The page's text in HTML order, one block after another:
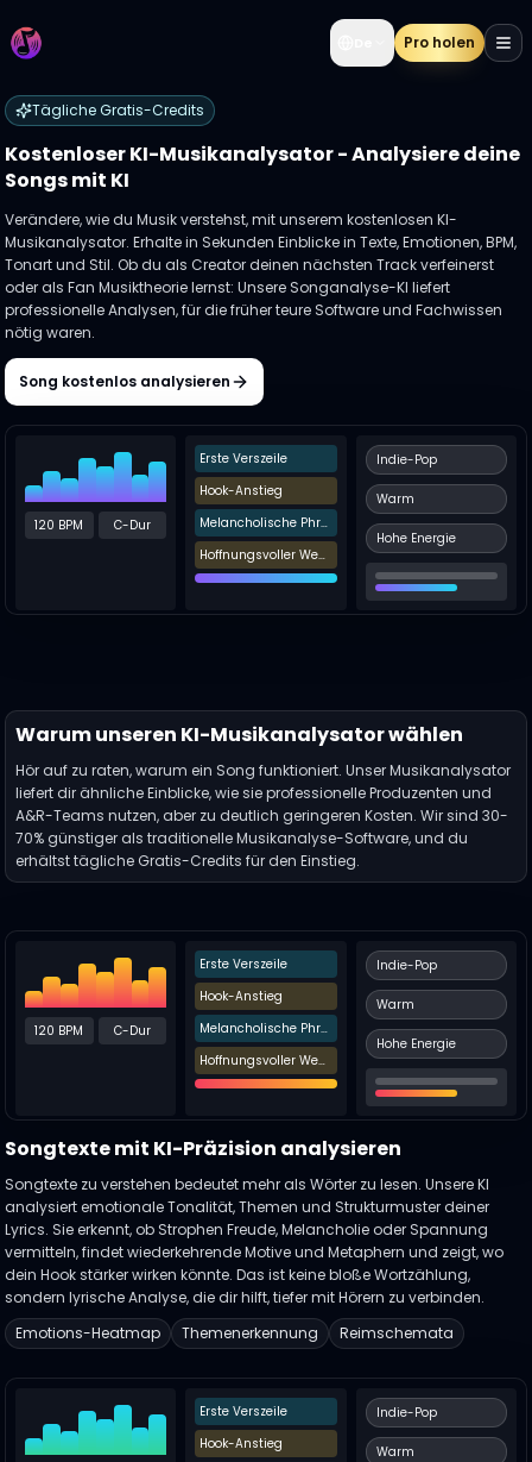
Pro holen
Tägliche Gratis-Credits
Kostenloser KI-Musikanalysator - Analysiere deine
Songs mit KI
Verändere, wie du Musik verstehst, mit unserem kostenlosen KI-
Musikanalysator. Erhalte in Sekunden Einblicke in Texte, Emotionen, BPM,
Tonart und Stil. Ob du als Creator deinen nächsten Track verfeinerst
oder als Fan Musiktheorie lernst: Unsere Songanalyse-KI liefert
professionelle Analysen, für die früher teure Software und Fachwissen
nötig waren.
Song kostenlos analysieren
120 BPM C-Dur
Erste Verszeile
Hook-Anstieg
Melancholische Phrase
Hoffnungsvoller Wechsel
Indie-Pop
Warm
Hohe Energie
Warum unseren KI-Musikanalysator wählen
Hör auf zu raten, warum ein Song funktioniert. Unser Musikanalysator
liefert dir ähnliche Einblicke, wie sie professionelle Produzenten und
A&R-Teams nutzen, aber zu deutlich geringeren Kosten. Wir sind 30-
70% günstiger als traditionelle Musikanalyse-Software, und du
erhältst tägliche Gratis-Credits für den Einstieg.
120 BPM C-Dur
Erste Verszeile
Hook-Anstieg
Melancholische Phrase
Hoffnungsvoller Wechsel
Indie-Pop
Warm
Hohe Energie
Songtexte mit KI-Präzision analysieren
Songtexte zu verstehen bedeutet mehr als Wörter zu lesen. Unsere KI
analysiert emotionale Tonalität, Themen und Strukturmuster deiner
Lyrics. Sie erkennt, ob Strophen Freude, Melancholie oder Spannung
vermitteln, findet wiederkehrende Motive und Metaphern und zeigt, wo
dein Hook stärker wirken könnte. Das ist keine bloße Wortzählung,
sondern lyrische Analyse, die dir hilft, tiefer mit Hörern zu verbinden.
Emotions-Heatmap
Themenerkennung Reimschemata
Erste Verszeile
Hook-Anstieg
Indie-Pop
Warm